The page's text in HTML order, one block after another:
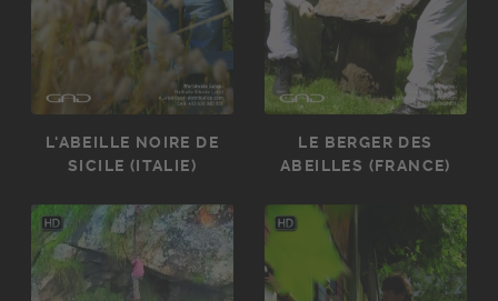
L'ABEILLE NOIRE DE
SICILE (ITALIE)
LE BERGER DES
ABEILLES (FRANCE)